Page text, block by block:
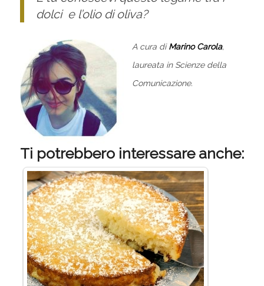
dolci e l’olio di oliva?
A cura diMarino Carola,
laureata in Scienze della
Comunicazione.
Ti potrebbero interessare anche: